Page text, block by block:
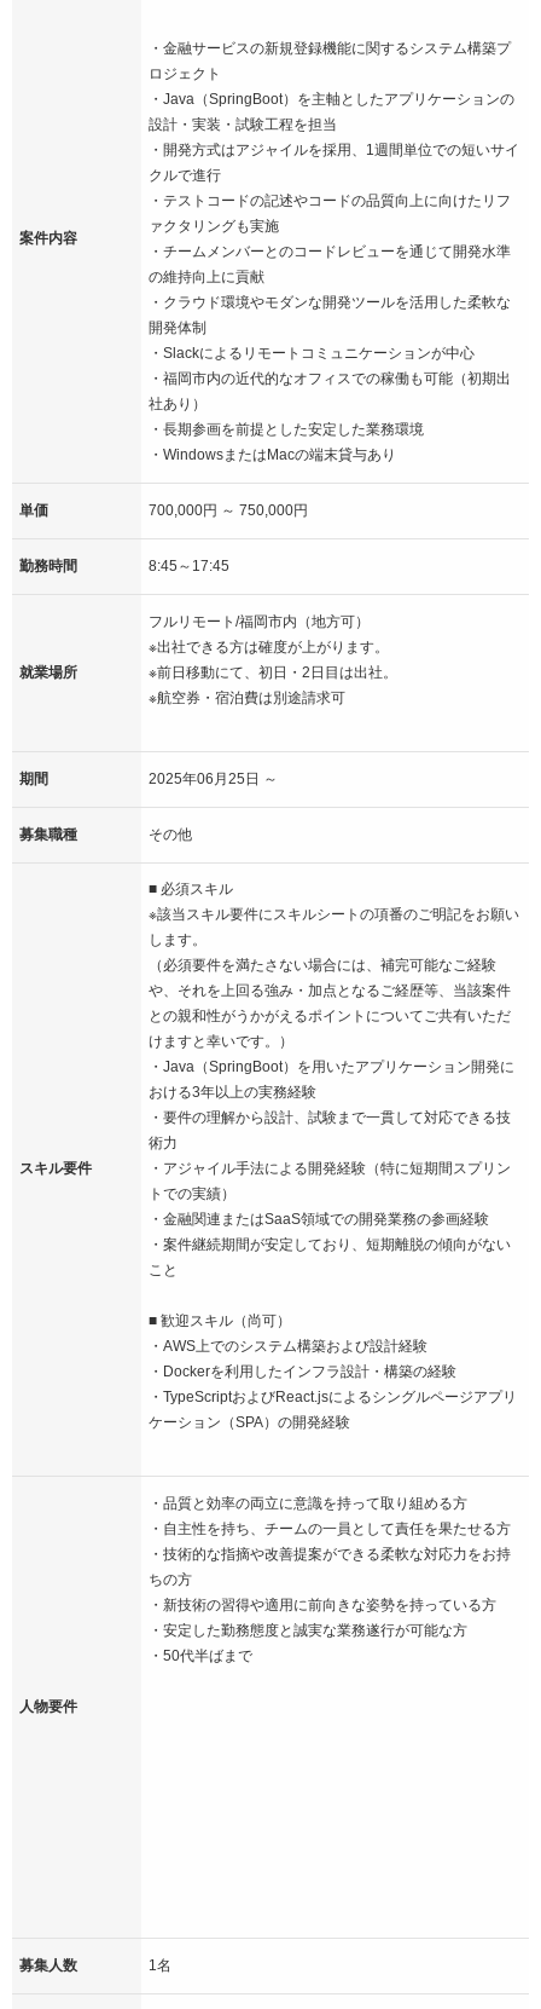
案件内容
・金融サービスの新規登録機能に関するシステム構築プ
ロジェクト
・Java（SpringBoot）を主軸としたアプリケーションの
設計・実装・試験工程を担当
・開発方式はアジャイルを採用、1週間単位での短いサイ
クルで進行
・テストコードの記述やコードの品質向上に向けたリフ
ァクタリングも実施
・チームメンバーとのコードレビューを通じて開発水準
の維持向上に貢献
・クラウド環境やモダンな開発ツールを活用した柔軟な
開発体制
・Slackによるリモートコミュニケーションが中心
・福岡市内の近代的なオフィスでの稼働も可能（初期出
社あり）
・長期参画を前提とした安定した業務環境
・WindowsまたはMacの端末貸与あり
単価 700,000円 ～ 750,000円
勤務時間 8:45～17:45
就業場所
フルリモート/福岡市内（地方可）
※出社できる方は確度が上がります。
※前日移動にて、初日・2日目は出社。
※航空券・宿泊費は別途請求可
期間 2025年06月25日 ～
募集職種 その他
スキル要件
■ 必須スキル
※該当スキル要件にスキルシートの項番のご明記をお願い
します。
（必須要件を満たさない場合には、補完可能なご経験
や、それを上回る強み・加点となるご経歴等、当該案件
との親和性がうかがえるポイントについてご共有いただ
けますと幸いです。）
・Java（SpringBoot）を用いたアプリケーション開発に
おける3年以上の実務経験
・要件の理解から設計、試験まで一貫して対応できる技
術力
・アジャイル手法による開発経験（特に短期間スプリン
トでの実績）
・金融関連またはSaaS領域での開発業務の参画経験
・案件継続期間が安定しており、短期離脱の傾向がない
こと
■ 歓迎スキル（尚可）
・AWS上でのシステム構築および設計経験
・Dockerを利用したインフラ設計・構築の経験
・TypeScriptおよびReact.jsによるシングルページアプリ
ケーション（SPA）の開発経験
人物要件
・品質と効率の両立に意識を持って取り組める方
・自主性を持ち、チームの一員として責任を果たせる方
・技術的な指摘や改善提案ができる柔軟な対応力をお持
ちの方
・新技術の習得や適用に前向きな姿勢を持っている方
・安定した勤務態度と誠実な業務遂行が可能な方
・50代半ばまで
募集人数 1名